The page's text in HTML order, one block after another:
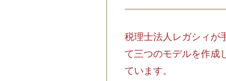
税理士法人レガシィが
て三つのモデルを作成
ています。